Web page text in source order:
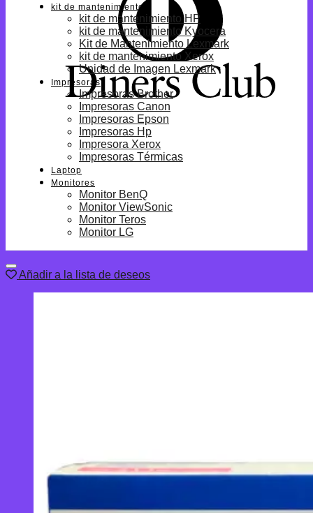
kit de mantenimiento
kit de mantenimiento HP
kit de mantenimiento Kyocera
Kit de Mantenimiento Lexmark
kit de mantenimiento Xerox
Unidad de Imagen Lexmark
Impresoras
Impresoras Brother
Impresoras Canon
Impresoras Epson
Impresoras Hp
Impresora Xerox
Impresoras Térmicas
Laptop
Monitores
Monitor BenQ
Monitor ViewSonic
Monitor Teros
Monitor LG
Añadir a la lista de deseos